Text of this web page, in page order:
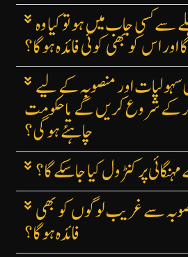
سے کسی جاب میں ہو تو کیا وہ
اور اس کو بھی کوئی فائدہ ہوگا؟
سہولیات اور منصوبہ کے لیے
شروع کریں گے یا حکومت
چاہئے ہوگی؟
پر کنٹرول کیا جاسکے گا؟
سے غریب لوگوں کو بھی
فائدہ ہوگا؟